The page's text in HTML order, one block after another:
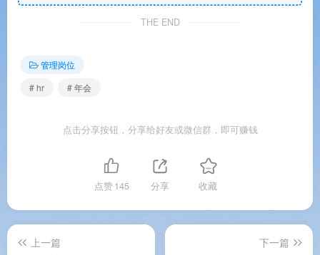
THE END
管理岗位
# hr
# 年会
点击分享按钮，分享给好友或微信群，即可赚钱
点赞145 分享 收藏
上一篇
下一篇